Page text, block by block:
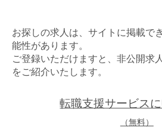
お探しの求人は、サイトに掲載で
能性があります。
ご登録いただけますと、非公開求
をご紹介いたします。
転職支援サービス
（無料）